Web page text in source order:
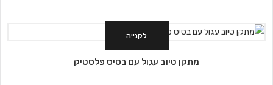
לקנייה
מתקן טיוב עגול עם בסיס פלסטיק